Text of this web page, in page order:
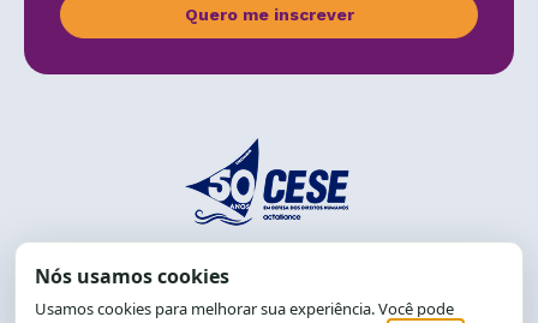
Quero me inscrever
End.: R. da Graça, 150. Graça
CEP: 40.150-055